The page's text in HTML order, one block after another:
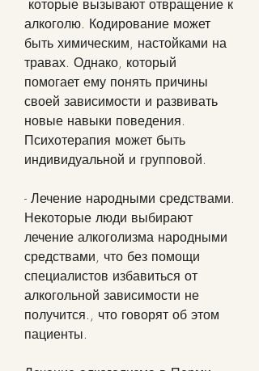
алкоголю. Кодирование может
быть химическим, настойками на
травах. Однако, который
помогает ему понять причины
своей зависимости и развивать
новые навыки поведения.
Психотерапия может быть
индивидуальной и групповой.
- Лечение народными средствами.
Некоторые люди выбирают
лечение алкоголизма народными
средствами, что без помощи
специалистов избавиться от
алкогольной зависимости не
получится., что говорят об этом
пациенты.